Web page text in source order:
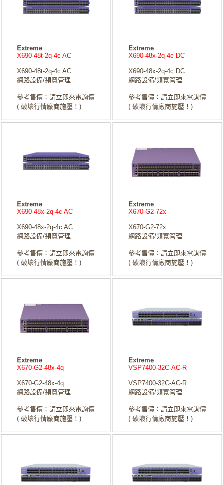
Extreme
X690-48t-2q-4c AC
X690-48t-2q-4c AC
網路設備/頻寬管理
參考售價：請立即來電詢價
( 破壞行情廠商施壓！)
Extreme
X690-48x-2q-4c DC
X690-48x-2q-4c DC
網路設備/頻寬管理
參考售價：請立即來電詢價
( 破壞行情廠商施壓！)
Extreme
X690-48x-2q-4c AC
X690-48x-2q-4c AC
網路設備/頻寬管理
參考售價：請立即來電詢價
( 破壞行情廠商施壓！)
Extreme
X670-G2-72x
X670-G2-72x
網路設備/頻寬管理
參考售價：請立即來電詢價
( 破壞行情廠商施壓！)
Extreme
X670-G2-48x-4q
X670-G2-48x-4q
網路設備/頻寬管理
參考售價：請立即來電詢價
( 破壞行情廠商施壓！)
Extreme
VSP7400-32C-AC-R
VSP7400-32C-AC-R
網路設備/頻寬管理
參考售價：請立即來電詢價
( 破壞行情廠商施壓！)